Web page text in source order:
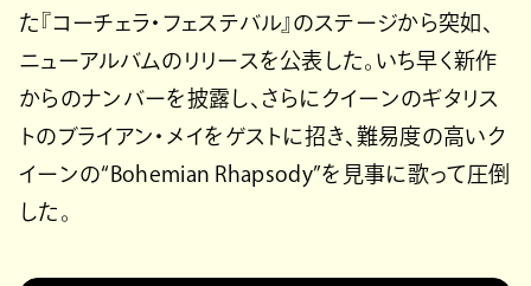
た『コーチェラ・フェステバル』のステージから突如、
ニューアルバムのリリースを公表した。いち早く新作
からのナンバーを披露し、さらにクイーンのギタリス
トのブライアン・メイをゲストに招き、難易度の高いク
イーンの“Bohemian Rhapsody”を見事に歌って圧倒
した。